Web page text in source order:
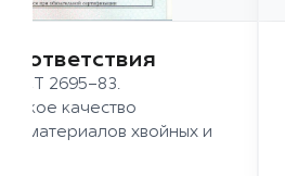
2695-83.
качество
хвойных и